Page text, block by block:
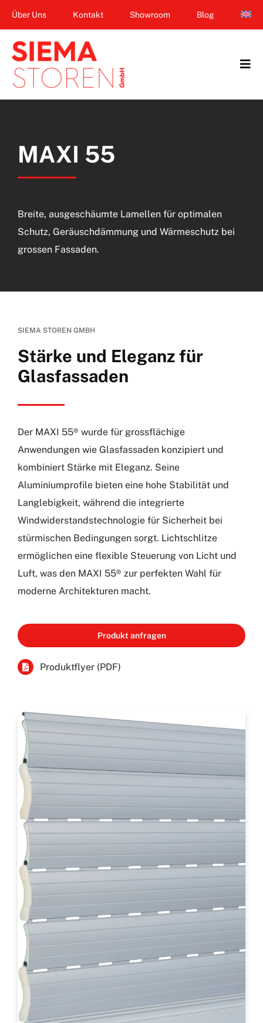
Zum
springen
Über Uns Kontakt Showroom Blog
Fenster
Smart Home
MAXI 55
Breite, ausgeschäumte Lamellen für optimalen
Schutz, Geräuschdämmung und Wärmeschutz bei
grossen Fassaden.
SIEMA STOREN GMBH
Stärke und Eleganz für
Glasfassaden
Der MAXI 55® wurde für grossflächige
Anwendungen wie Glasfassaden konzipiert und
kombiniert Stärke mit Eleganz. Seine
Aluminiumprofile bieten eine hohe Stabilität und
Langlebigkeit, während die integrierte
Windwiderstandstechnologie für Sicherheit bei
stürmischen Bedingungen sorgt. Lichtschlitze
ermöglichen eine flexible Steuerung von Licht und
Luft, was den MAXI 55® zur perfekten Wahl für
moderne Architekturen macht.
Produkt anfragen
Produktflyer (PDF)